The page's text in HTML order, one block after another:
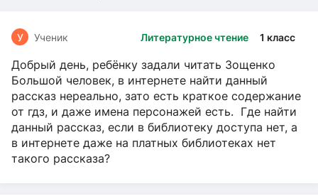
Литературное чтение 1 класс
У Ученик
Добрый день, ребёнку задали читать Зощенко
Большой человек, в интернете найти данный
рассказ нереально, зато есть краткое содержание
от гдз, и даже имена персонажей есть. Где найти
данный рассказ, если в библиотеку доступа нет, а
в интернете даже на платных библиотеках нет
такого рассказа?